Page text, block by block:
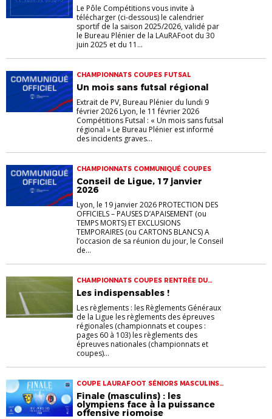
Le Pôle Compétitions vous invite à
télécharger (ci-dessous) le calendrier
sportif de la saison 2025/2026, validé par
le Bureau Plénier de la LAuRAFoot du 30
juin 2025 et du 11...
CHAMPIONNATS COUPES FUTSAL
Un mois sans futsal régional
Extrait de PV, Bureau Plénier du lundi 9
février 2026 Lyon, le 11 février 2026
Compétitions Futsal : « Un mois sans futsal
régional » Le Bureau Plénier est informé
des incidents graves...
CHAMPIONNATS COMMUNIQUÉ COUPES
Conseil de Ligue, 17 janvier
2026
Lyon, le 19 janvier 2026 PROTECTION DES
OFFICIELS – PAUSES D’APAISEMENT (ou
TEMPS MORTS) ET EXCLUSIONS
TEMPORAIRES (ou CARTONS BLANCS) A
l’occasion de sa réunion du jour, le Conseil
de...
CHAMPIONNATS COUPES RENTRÉE DU
FOOT
Les indispensables !
Les règlements : les Règlements Généraux
de la Ligue les règlements des épreuves
régionales (championnats et coupes :
pages 60 à 103) les règlements des
épreuves nationales (championnats et
coupes)...
COUPE LAURAFOOT SÉNIORS MASCULINS
COUPES
Finale (masculins) : les
olympiens face à la puissance
offensive riomoise